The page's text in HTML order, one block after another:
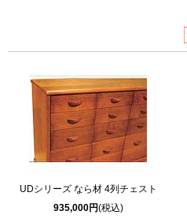
UDシリーズ なら材 4列チェスト
935,000円(税込)